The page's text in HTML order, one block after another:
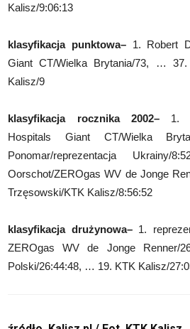
Kalisz/9:06:13
klasyfikacja punktowa–1. Robert
Giant CT/Wielka Brytania/73, … 37.
Kalisz/9
klasyfikacja rocznika 2002–1.
Hospitals Giant CT/Wielka
Ponomar/reprezentacja
Oorschot/ZEROgas WV de Jonge
Trzęsowski/KTK Kalisz/8:56:52
klasyfikacja drużynowa–1.
ZEROgas WV de Jonge Renner/
Polski/26:44:48, … 19. KTK Kalisz/